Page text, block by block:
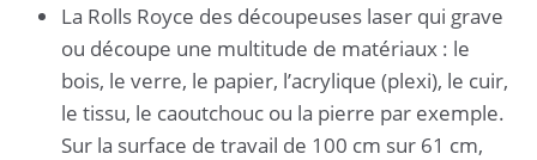
La Rolls Royce des découpeuses laser qui grave
ou découpe une multitude de matériaux : le
bois, le verre, le papier, l’acrylique (plexi), le cuir,
le tissu, le caoutchouc ou la pierre par exemple.
Sur la surface de travail de 100 cm sur 61 cm,